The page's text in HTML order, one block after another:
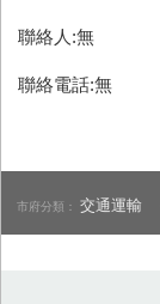
聯絡人:無
聯絡電話:無
市府分類：交通運輸